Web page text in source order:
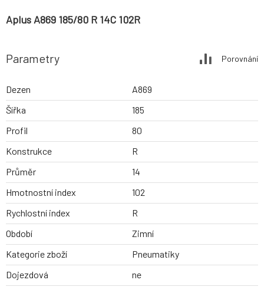
Aplus A869 185/80 R 14C 102R
Parametry Porovnání
Dezen
A869
Šířka
185
Profil
80
Konstrukce
R
Průměr
14
Hmotnostní index
102
Rychlostní index
R
Období
Zimní
Kategorie zboží
Pneumatiky
Dojezdová
ne